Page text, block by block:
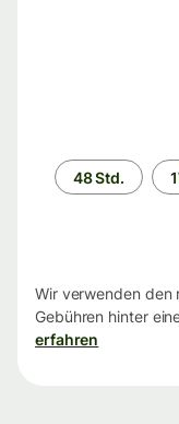
Zeitraum
48 Std.
Wir verwenden den
Gebühren hinter
erfahren